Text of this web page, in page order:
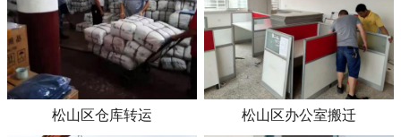
松山区仓库转运 松山区办公室搬迁